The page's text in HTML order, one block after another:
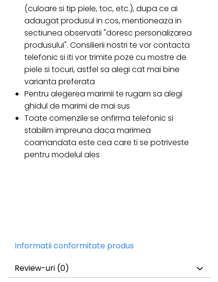
(culoare si tip piele, toc, etc.), dupa ce ai
adaugat produsul in cos, mentioneaza in
sectiunea observatii "doresc personalizarea
produsului". Consilierii nostri te vor contacta
telefonic si iti vor trimite poze cu mostre de
piele si tocuri, astfel sa alegi cat mai bine
varianta preferata
Pentru alegerea marimii te rugam sa alegi
ghidul de marimi de mai sus
Toate comenzile se onfirma telefonic si
stabilim impreuna daca marimea
coamandata este cea care ti se potriveste
pentru modelul ales
Informatii conformitate produs
Review-uri (0)